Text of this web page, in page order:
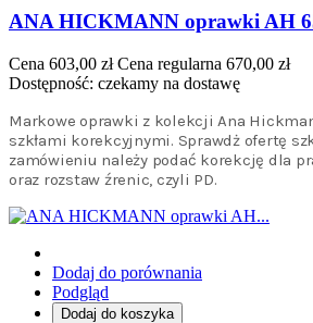
ANA HICKMANN oprawki AH
Cena 603,00 zł Cena regularna 670,00 zł
Dostępność: czekamy na dostawę
Markowe oprawki z kolekcji Ana
szkłami korekcyjnymi. Sprawdż ofertę
zamówieniu należy podać korekcję dla
oraz rozstaw źrenic, czyli PD.
Dodaj do porównania
Podgląd
Dodaj do koszyka